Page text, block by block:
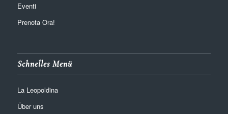
Eventi
Prenota Ora!
Schnelles Menü
La Leopoldina
Über uns